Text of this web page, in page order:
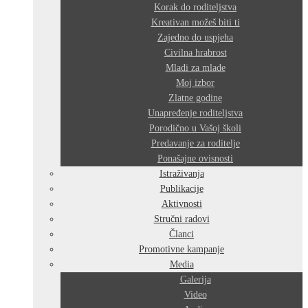
Korak do roditeljstva
Kreativan možeš biti ti
Zajedno do uspjeha
Civilna hrabrost
Mladi za mlade
Moj izbor
Zlatne godine
Unapređenje roditeljstva
Porodično u Vašoj školi
Predavanje za roditelje
Ponašajne ovisnosti
Istraživanja
Publikacije
Aktivnosti
Stručni radovi
Članci
Promotivne kampanje
Media
Galerija
Video